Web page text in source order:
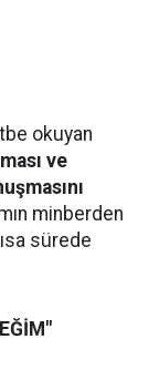
okuyan
ve
minberden
sürede